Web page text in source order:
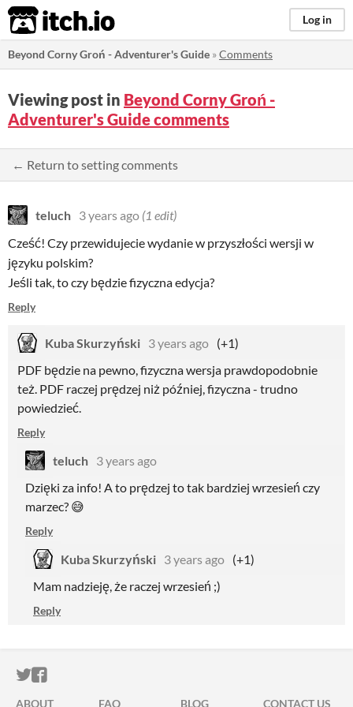
itch.io Log in
Beyond Corny Groń - Adventurer's Guide »Comments
Viewing post in Beyond Corny Groń -
Adventurer's Guide comments
← Return to setting comments
teluch 3 years ago (1 edit)
Cześć! Czy przewidujecie wydanie w przyszłości wersji w
języku polskim?
Jeśli tak, to czy będzie fizyczna edycja?
Reply
Kuba Skurzyński 3 years ago (+1)
PDF będzie na pewno, fizyczna wersja prawdopodobnie
też. PDF raczej prędzej niż później, fizyczna - trudno
powiedzieć.
Reply
teluch 3 years ago
Dzięki za info! A to prędzej to tak bardziej wrzesień czy
marzec? 😅
Reply
Kuba Skurzyński 3 years ago (+1)
Mam nadzieję, że raczej wrzesień ;)
Reply
ITCH.IO ON TWITTER
ITCH.IO ON FACEBOOK
ABOUT FAQ BLOG CONTACT US